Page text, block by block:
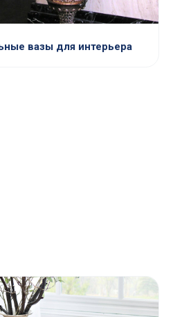
вазы для интерьера